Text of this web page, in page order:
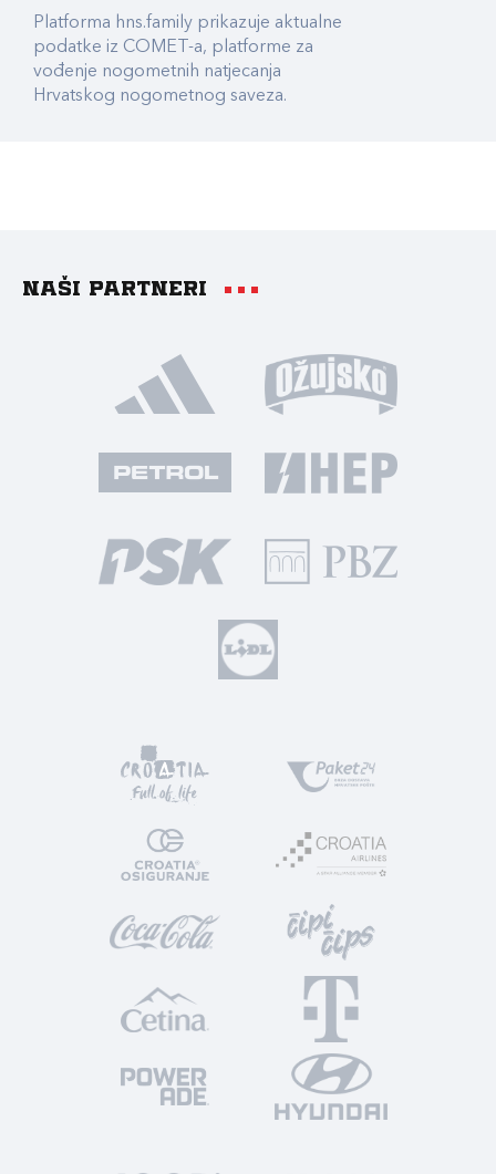
Platforma hns.family prikazuje aktualne
podatke iz COMET-a, platforme za
vođenje nogometnih natjecanja
Hrvatskog nogometnog saveza.
Naši partneri